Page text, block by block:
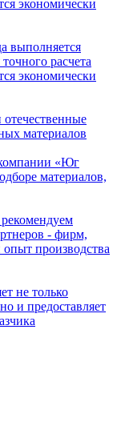
экономически
выполняется
расчета
экономически
материалов
«Юг
материалов,
- фирм,
производства
не только
и предоставляет